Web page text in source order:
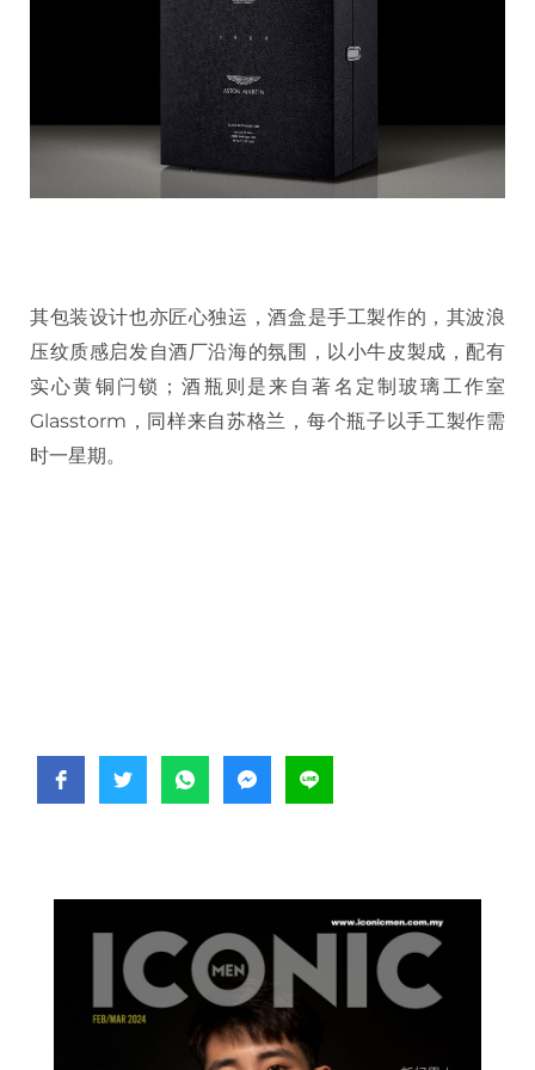
其包装设计也亦匠心独运，酒盒是手工製作的，其波浪
压纹质感启发自酒厂沿海的氛围，以小牛皮製成，配有
实心黄铜闩锁；酒瓶则是来自著名定制玻璃工作室
Glasstorm，同样来自苏格兰，每个瓶子以手工製作需
时一星期。